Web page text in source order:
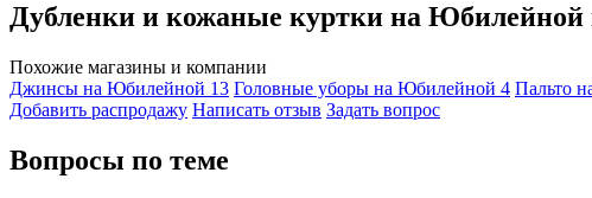
Дубленки и кожаные куртки на
Похожие магазины и компании
Джинсы на Юбилейной 13 Головные уборы на Юбилейной 4 Пальто
Добавить раcпродажу Написать отзыв Задать вопрос
Вопросы по теме